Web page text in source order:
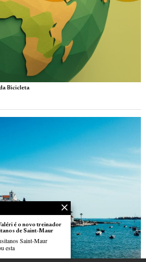
Bicicleta
é o novo treinador
de Saint-Maur
Saint-Maur
esta